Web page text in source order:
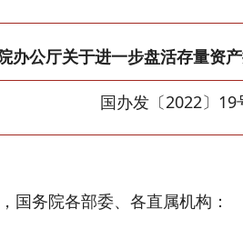
办公厅关于进一步盘活存量资
国办发〔2022〕19
国务院各部委、各直属机构：